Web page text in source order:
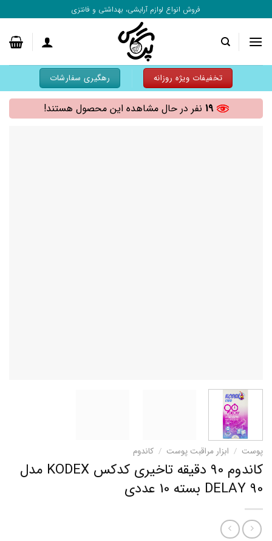
محتوا
بروید
فروش انواع لوازم آرایشی، بهداشتی و فانتزی
تخفیفات ویژه روزانه رهگیری سفارشات
19 نفر در حال مشاهده این محصول هستند!
پوست / ابزار مراقبت پوست / کاندوم
کاندوم 90 دقیقه تاخیری کدکس KODEX مدل
90 DELAY بسته 10 عددی